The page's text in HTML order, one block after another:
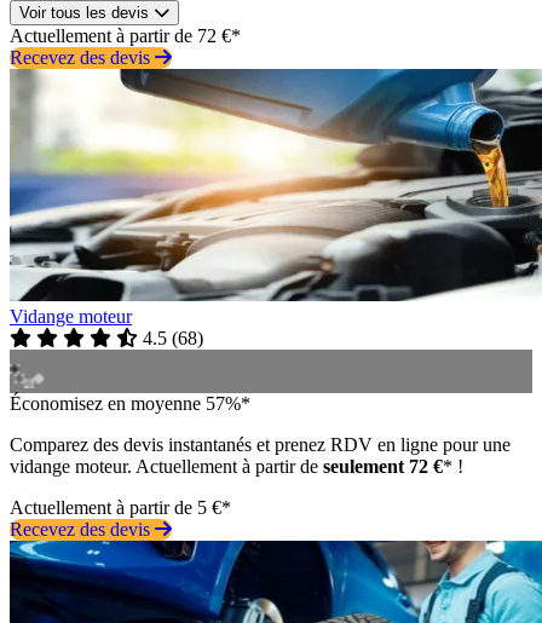
Voir tous les devis
Actuellement à partir de 72 €*
Recevez des devis
Vidange moteur
4.5 (68)
Économisez en moyenne 57%*
Comparez des devis instantanés et prenez RDV en ligne pour une
vidange moteur. Actuellement à partir de seulement 72 €* !
Actuellement à partir de 5 €*
Recevez des devis